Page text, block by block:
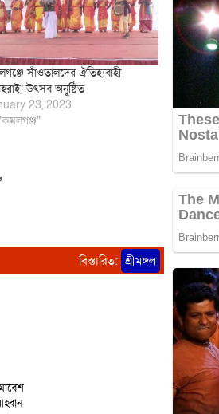
সাঁওতালদের ঐতিহ্যবাহী
উৎসব অনুষ্ঠিত
23, 2023
বিস্তারিত: শ্রীমঙ্গল